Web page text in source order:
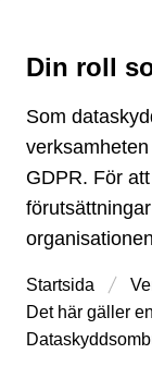
Din roll
Typ av sida
Som
GDPR. För
Startsida
Det här gäller